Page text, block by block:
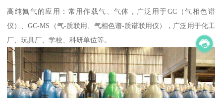
高纯氦气的应用：常用作载气、气体，广泛用于GC（气相色谱
仪）、GC-MS（气-质联用、气相色谱-质谱联用仪），广泛用于化工
厂、玩具厂、学校、科研单位等。